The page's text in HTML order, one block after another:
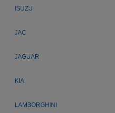
ISUZU
JAC
JAGUAR
KIA
LAMBORGHINI